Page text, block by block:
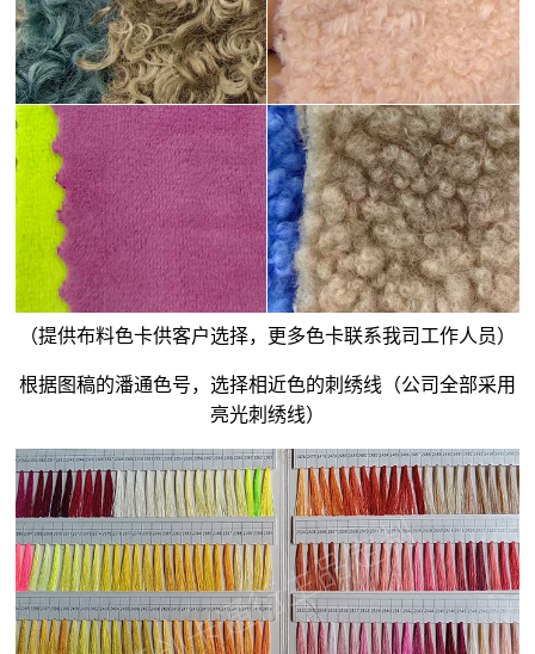
（提供布料色卡供客户选择，更多色卡联系我司工作人员）
根据图稿的潘通色号，选择相近色的刺绣线（公司全部采用
亮光刺绣线）